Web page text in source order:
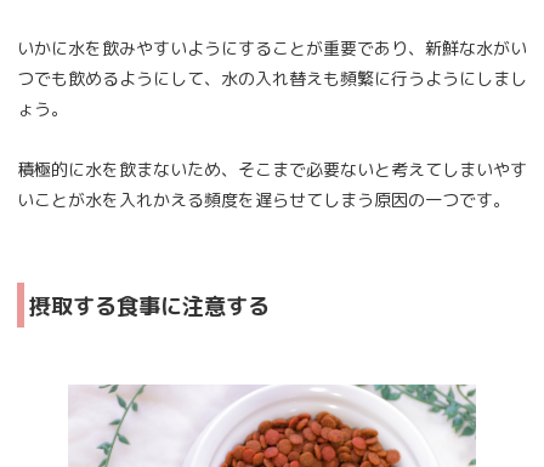
いかに水を飲みやすいようにすることが重要であり、新鮮な水がい
つでも飲めるようにして、水の入れ替えも頻繁に行うようにしまし
ょう。
積極的に水を飲まないため、そこまで必要ないと考えてしまいやす
いことが水を入れかえる頻度を遅らせてしまう原因の一つです。
摂取する食事に注意する